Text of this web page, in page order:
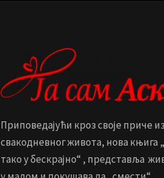
Приповедајући кроз своје приче из
свакодневног живота, нова књига
тако у бескрајно“ , представља